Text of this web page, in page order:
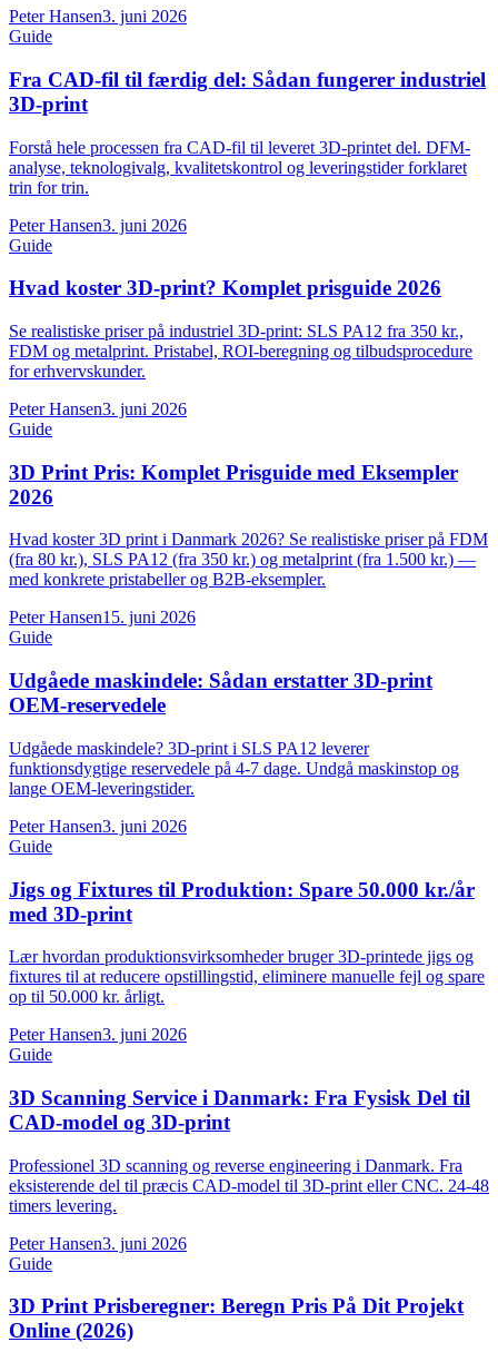
Peter Hansen3. juni 2026
Guide
Fra CAD-fil til færdig del: Sådan fungerer industriel
3D-print
Forstå hele processen fra CAD-fil til leveret 3D-printet del. DFM-
analyse, teknologivalg, kvalitetskontrol og leveringstider forklaret
trin for trin.
Peter Hansen3. juni 2026
Guide
Hvad koster 3D-print? Komplet prisguide 2026
Se realistiske priser på industriel 3D-print: SLS PA12 fra 350 kr.,
FDM og metalprint. Pristabel, ROI-beregning og tilbudsprocedure
for erhvervskunder.
Peter Hansen3. juni 2026
Guide
3D Print Pris: Komplet Prisguide med Eksempler
2026
Hvad koster 3D print i Danmark 2026? Se realistiske priser på FDM
(fra 80 kr.), SLS PA12 (fra 350 kr.) og metalprint (fra 1.500 kr.) —
med konkrete pristabeller og B2B-eksempler.
Peter Hansen15. juni 2026
Guide
Udgåede maskindele: Sådan erstatter 3D-print
OEM-reservedele
Udgåede maskindele? 3D-print i SLS PA12 leverer
funktionsdygtige reservedele på 4-7 dage. Undgå maskinstop og
lange OEM-leveringstider.
Peter Hansen3. juni 2026
Guide
Jigs og Fixtures til Produktion: Spare 50.000 kr./år
med 3D-print
Lær hvordan produktionsvirksomheder bruger 3D-printede jigs og
fixtures til at reducere opstillingstid, eliminere manuelle fejl og spare
op til 50.000 kr. årligt.
Peter Hansen3. juni 2026
Guide
3D Scanning Service i Danmark: Fra Fysisk Del til
CAD-model og 3D-print
Professionel 3D scanning og reverse engineering i Danmark. Fra
eksisterende del til præcis CAD-model til 3D-print eller CNC. 24-48
timers levering.
Peter Hansen3. juni 2026
Guide
3D Print Prisberegner: Beregn Pris På Dit Projekt
Online (2026)